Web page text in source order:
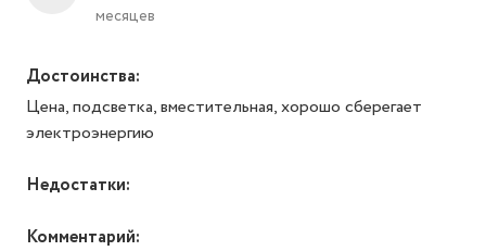
месяцев
Достоинства:
Цена, подсветка, вместительная, хорошо сберегает
электроэнергию
Недостатки:
Комментарий: